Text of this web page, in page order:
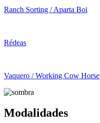
Ranch Sorting / Aparta Boi
Rédeas
Vaquero / Working Cow Horse
Modalidades